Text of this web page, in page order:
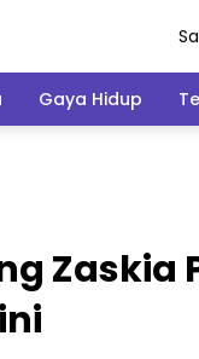
Gaya Hidup
Zaskia